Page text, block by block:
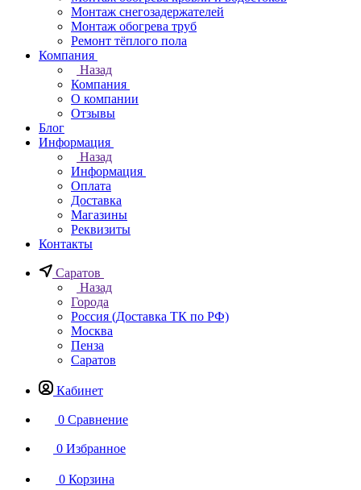
Монтаж снегозадержателей
Монтаж обогрева труб
Ремонт тёплого пола
Компания
Назад
Компания
О компании
Отзывы
Блог
Информация
Назад
Информация
Оплата
Доставка
Магазины
Реквизиты
Контакты
Саратов
Назад
Города
Россия (Доставка ТК по РФ)
Москва
Пенза
Саратов
Кабинет
0 Сравнение
0 Избранное
0 Корзина